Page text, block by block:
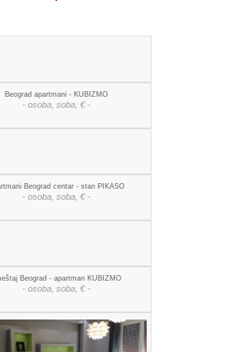
Beograd apartmani - KUBIZMO
- osoba, soba, € -
Beograd centar - stan PIKASO
- osoba, soba, € -
Beograd - apartman KUBIZMO
- osoba, soba, € -